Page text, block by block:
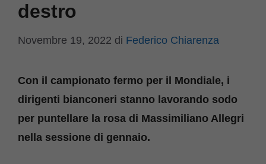
destro
Novembre 19, 2022 di Federico Chiarenza
Con il campionato fermo per il Mondiale, i
dirigenti bianconeri stanno lavorando sodo
per puntellare la rosa di Massimiliano Allegri
nella sessione di gennaio.